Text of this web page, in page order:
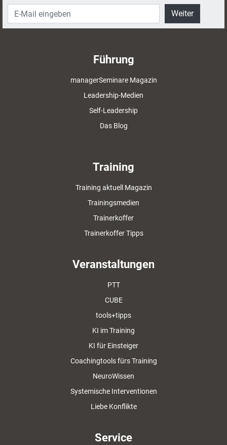
Weiter
Führung
managerSeminare Magazin
Leadership-Medien
Self-Leadership
Das Blog
Training
Training aktuell Magazin
Trainingsmedien
Trainerkoffer
Trainerkoffer Tipps
Veranstaltungen
PTT
CUBE
tools+tipps
KI im Training
KI für Einsteiger
Coachingtools fürs Training
NeuroWissen
Systemische Interventionen
Liebe Konflikte
Service